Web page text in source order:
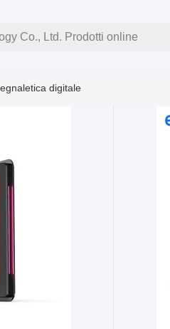
Co., Ltd. Prodotti online
digitale